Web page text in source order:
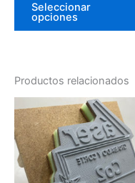
Seleccionar
opciones
Productos relacionados
Rango
de
precios:
desde
53,06€
hasta
116,73€
Este
producto
tiene
múltiples
variantes.